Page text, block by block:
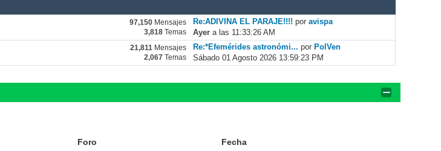
97,150 Mensajes
3,818 Temas
Re:ADIVINA EL PARAJE!!!! poravispa
Ayer a las 11:33:26 AM
21,811 Mensajes
2,067
Temas
Re:*Efemérides astronómi... por PolVen
Sábado 01 Agosto 2026 13:59:23 PM
Foro Fecha